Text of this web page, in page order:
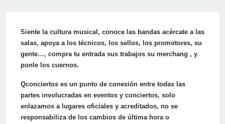
Siente la cultura musical, conoce las bandas acércate a las
salas, apoya a los técnicos, los sellos, los promotores, su
gente…, compra tu entrada sus trabajos su merchang , y
ponle los cuernos.
Qconciertos es un punto de conexión entre todas las
partes involucradas en eventos y conciertos, solo
enlazamos a lugares oficiales y acreditados, no se
responsabiliza de los cambios de última hora o